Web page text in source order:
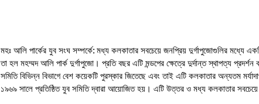
মহঃ আলি পার্কের যুব সংঘ সম্পর্কে: মধ্য কলকাতার সবচেয়ে জনপ্রিয় দুর্গাপুজোগুলির মধ্যে
তা হল মহম্মদ আলি পার্ক দুর্গাপুজো। প্রতি বছর এটি মন্ডপের ক্ষেত্রে দুর্দান্ত স্থাপত্য
সমিতি বিভিন্ন বিভাগে বেশ কয়েকটি পুরস্কার জিতেছে এবং তাই এটি কলকাতার অন্যতম
১৯৬৯ সালে প্রতিষ্ঠিত যুব সমিতি দ্বারা আয়োজিত হয়। এটি উত্তর ও মধ্য কলকাতার সবচেয়ে